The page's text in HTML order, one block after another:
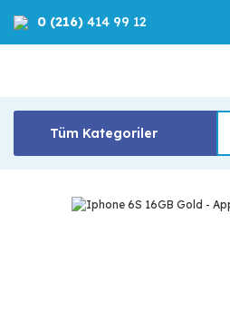
0 (216) 414 99 12
Tüm Kategoriler